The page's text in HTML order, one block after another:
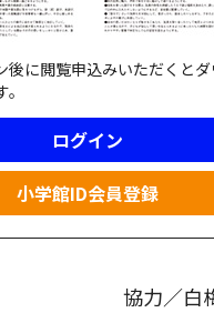
に閲覧申込みいただくと
ログイン
小学館ID会員登録
協力／白